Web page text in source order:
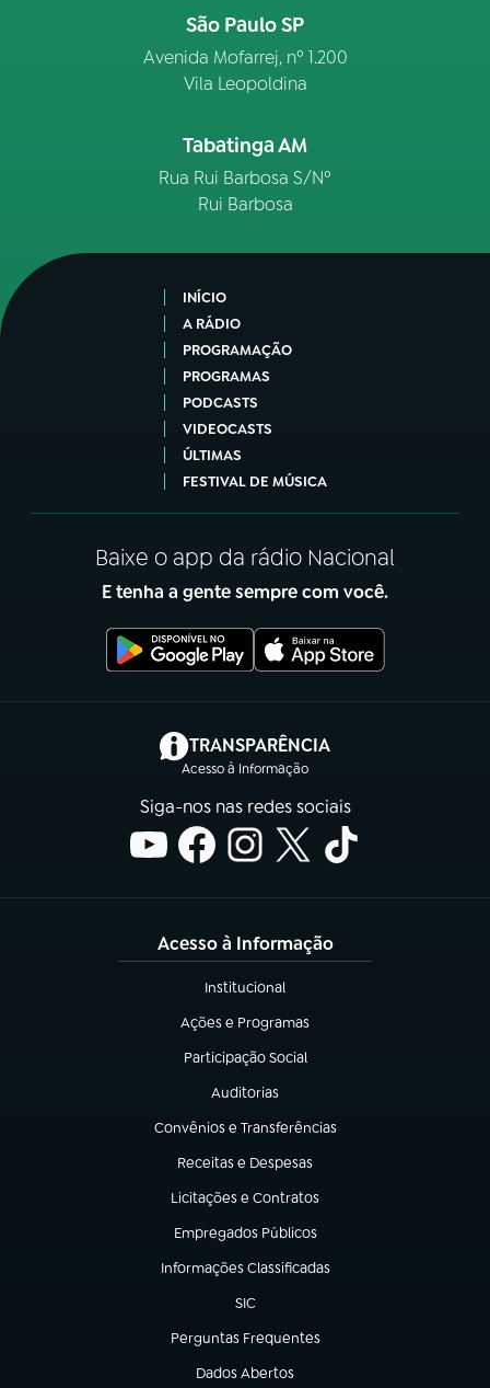
São Paulo SP
Avenida Mofarrej, nº 1.200
Vila Leopoldina
Tabatinga AM
Rua Rui Barbosa S/Nº
Rui Barbosa
INÍCIO
A RÁDIO
PROGRAMAÇÃO
PROGRAMAS
PODCASTS
VIDEOCASTS
ÚLTIMAS
FESTIVAL DE MÚSICA
Baixe o app da rádio Nacional
E tenha a gente sempre com você.
TRANSPARÊNCIA
Acesso à Informação
(abre em nova aba)
Siga-nos nas redes sociais
Acesso à Informação
Institucional
(abre em nova aba)
Ações e Programas
(abre em nova aba)
Participação Social
(abre em nova aba)
Auditorias
(abre em nova aba)
Convênios e Transferências
(abre em nova aba)
Receitas e Despesas
(abre em nova aba)
Licitações e Contratos
(abre em nova aba)
Empregados Públicos
(abre em nova aba)
Informações Classificadas
(abre em nova aba)
SIC
(abre em nova aba)
Perguntas Frequentes
(abre em nova aba)
Dados Abertos
(abre em nova aba)